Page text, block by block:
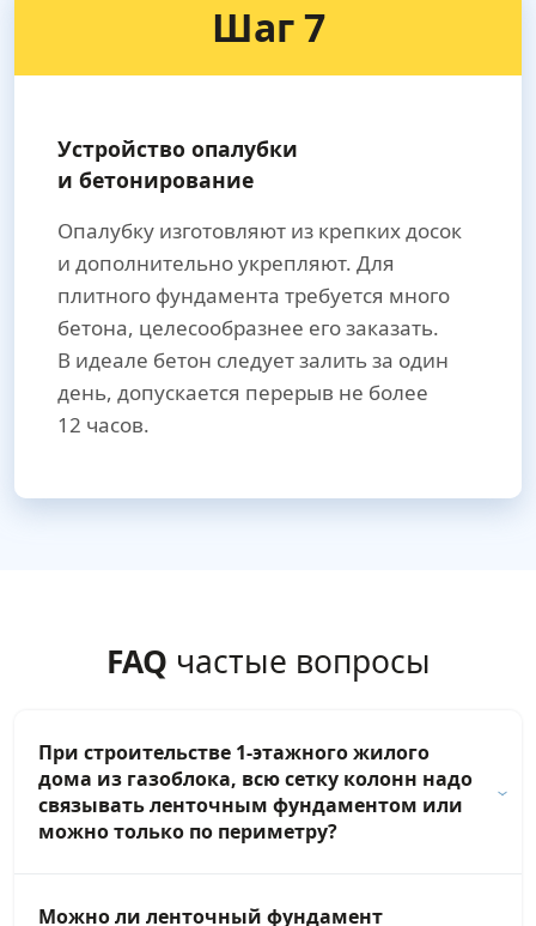
Шаг 7
Устройство опалубки
и бетонирование
Опалубку изготовляют из крепких досок
и дополнительно укрепляют. Для
плитного фундамента требуется много
бетона, целесообразнее его заказать.
В идеале бетон следует залить за один
день, допускается перерыв не более
12 часов.
FAQ частые вопросы
При строительстве 1-этажного жилого
дома из газоблока, всю сетку колонн надо
связывать ленточным фундаментом или
можно только по периметру?
Можно ли ленточный фундамент